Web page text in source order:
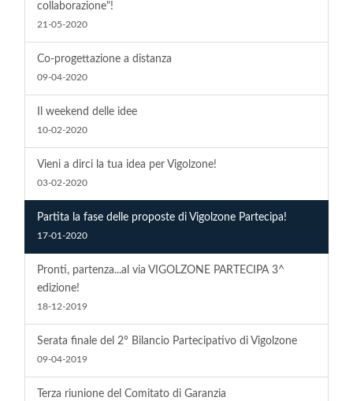
collaborazione"!
21-05-2020
Co-progettazione a distanza
09-04-2020
Il weekend delle idee
10-02-2020
Vieni a dirci la tua idea per Vigolzone!
03-02-2020
Partita la fase delle proposte di Vigolzone Partecipa!
17-01-2020
Pronti, partenza...al via VIGOLZONE PARTECIPA 3^
edizione!
18-12-2019
Serata finale del 2° Bilancio Partecipativo di Vigolzone
09-04-2019
Terza riunione del Comitato di Garanzia